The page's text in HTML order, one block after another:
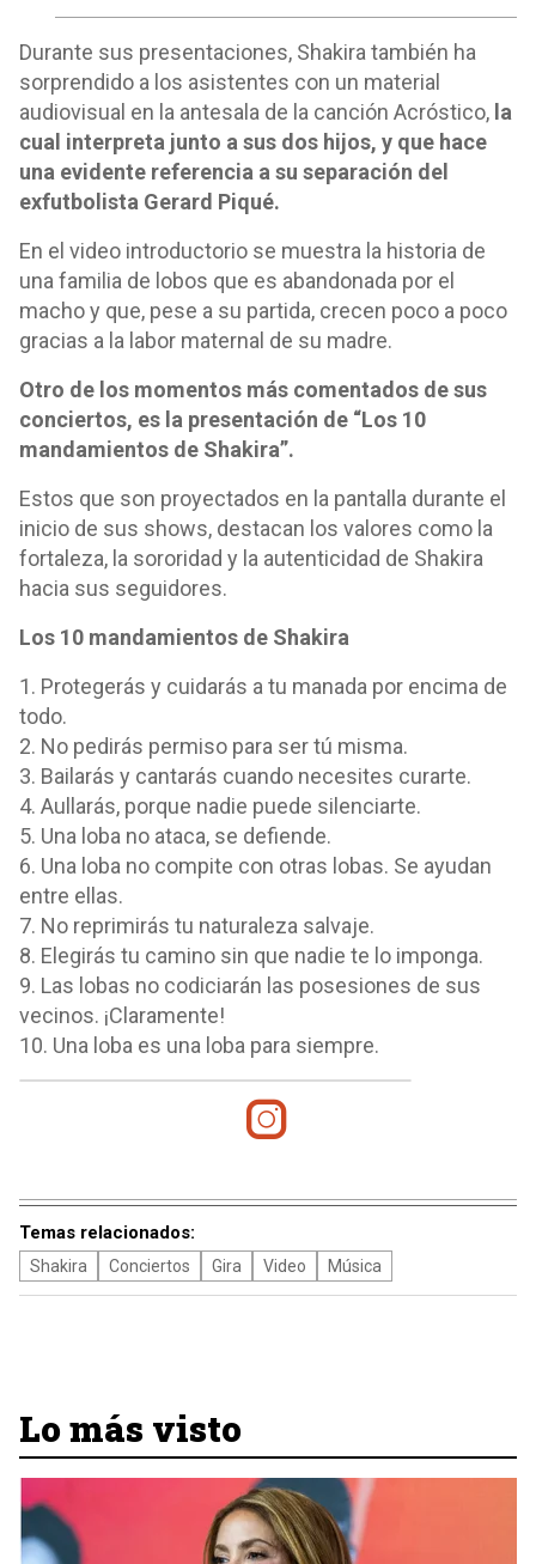
Durante sus presentaciones, Shakira también ha
sorprendido a los asistentes con un material
audiovisual en la antesala de la canción Acróstico, la
cual interpreta junto a sus dos hijos, y que hace
una evidente referencia a su separación del
exfutbolista Gerard Piqué.
En el video introductorio se muestra la historia de
una familia de lobos que es abandonada por el
macho y que, pese a su partida, crecen poco a poco
gracias a la labor maternal de su madre.
Otro de los momentos más comentados de sus
conciertos, es la presentación de “Los 10
mandamientos de Shakira”.
Estos que son proyectados en la pantalla durante el
inicio de sus shows, destacan los valores como la
fortaleza, la sororidad y la autenticidad de Shakira
hacia sus seguidores.
Los 10 mandamientos de Shakira
1. Protegerás y cuidarás a tu manada por encima de
todo.
2. No pedirás permiso para ser tú misma.
3. Bailarás y cantarás cuando necesites curarte.
4. Aullarás, porque nadie puede silenciarte.
5. Una loba no ataca, se defiende.
6. Una loba no compite con otras lobas. Se ayudan
entre ellas.
7. No reprimirás tu naturaleza salvaje.
8. Elegirás tu camino sin que nadie te lo imponga.
9. Las lobas no codiciarán las posesiones de sus
vecinos. ¡Claramente!
10. Una loba es una loba para siempre.
Temas relacionados:
Shakira Conciertos Gira Video Música
Lo más visto